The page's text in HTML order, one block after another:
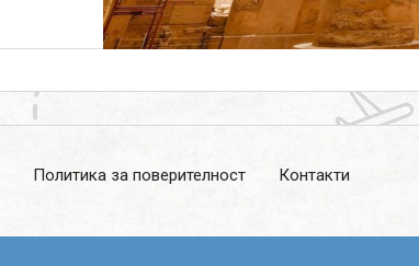
Политика за поверителност Контакти